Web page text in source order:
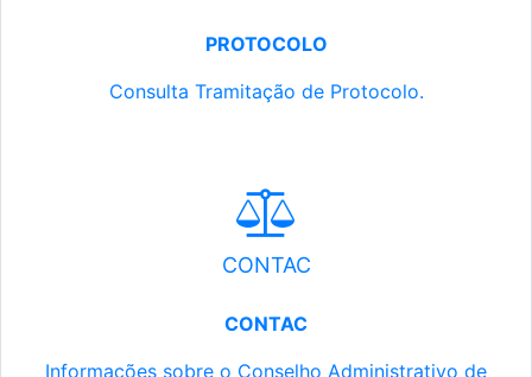
PROTOCOLO
Consulta Tramitação de Protocolo.
CONTAC
CONTAC
Informações sobre o Conselho Administrativo de